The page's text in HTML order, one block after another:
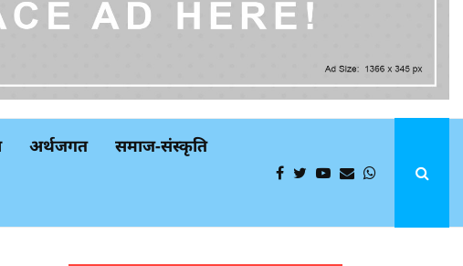
अर्थजगत समाज-संस्कृति